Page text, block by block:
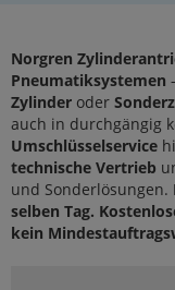
Norgren
Pneumatiksystemen
Zylinder oder
auch in durchgängig
Umschlüsselservice
technische Vertrieb
und Sonderlösungen.
selben Tag.
kein